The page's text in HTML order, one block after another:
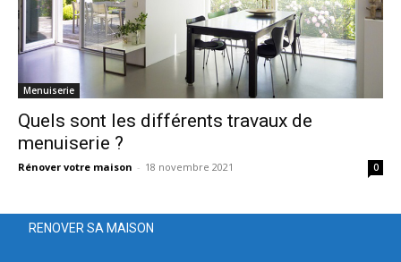
Menuiserie
Quels sont les différents travaux de
menuiserie ?
Rénover votre maison - 18 novembre 2021 0
RENOVER SA MAISON